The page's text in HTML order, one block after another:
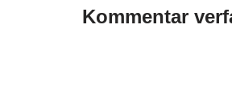
Kommentar